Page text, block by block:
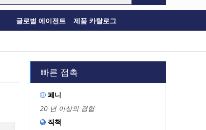
글로벌 에이전트 제품 카탈로그
빠른 접촉
 페니
20 년 이상의 경험
 직책